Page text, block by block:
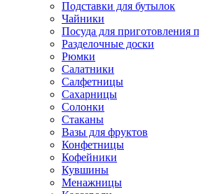
Подставки для бутылок
Чайники
Посуда для приготовления
Разделочные доски
Рюмки
Салатники
Салфетницы
Сахарницы
Солонки
Стаканы
Вазы для фруктов
Конфетницы
Кофейники
Кувшины
Менажницы